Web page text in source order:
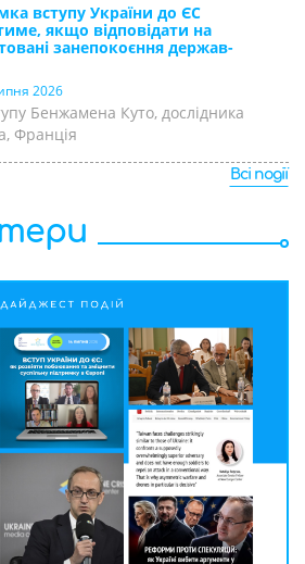
вступу України до ЄС
якщо відповідати на
занепокоєння держав-
2026
Бенжамена Куто, дослідника
Франція
Всі події